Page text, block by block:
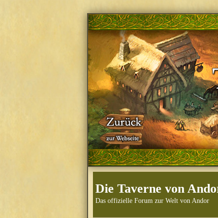
Die Taverne von
Das offizielle Forum zur Welt von Andor